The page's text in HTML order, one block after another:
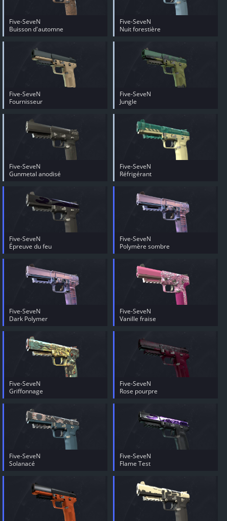
Five-SeveN
Buisson d'automne
Five-SeveN
Nuit forestière
Five-SeveN
Fournisseur
Five-SeveN
Jungle
Five-SeveN
Gunmetal anodisé
Five-SeveN
Réfrigérant
Five-SeveN
Épreuve du feu
Five-SeveN
Polymère sombre
Five-SeveN
Dark Polymer
Five-SeveN
Vanille fraise
Five-SeveN
Griffonnage
Five-SeveN
Rose pourpre
Five-SeveN
Solanacé
Five-SeveN
Flame Test